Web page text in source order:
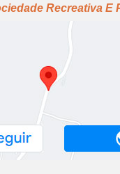
Recreativa E